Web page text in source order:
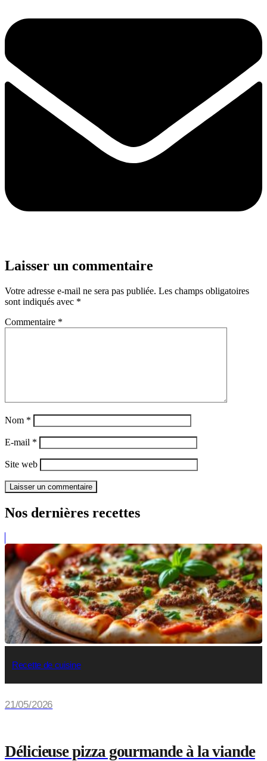
Laisser un commentaire
Votre adresse e-mail ne sera pas publiée. Les champs obligatoires
sont indiqués avec *
Commentaire *
Nom *
E-mail *
Site web
Nos dernières recettes
Recette de cuisine
21/05/2026
Délicieuse pizza gourmande à la viande